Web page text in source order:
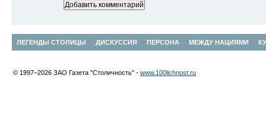
ЛЕГЕНДЫ СТОЛИЦЫ ДИСКУССИЯ ПЕРСОНА МЕЖДУ НАЦИЯМИ
© 1997–2026 ЗАО Газета "Столичность" - www.100lichnost.ru